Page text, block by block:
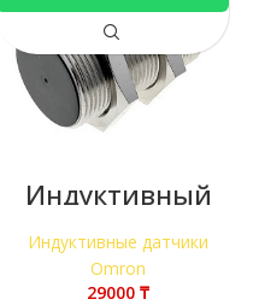
Индуктивный
датчик Omron
E2A-M30KS15-
M1-B1
Индуктивные датчики
Omron
₸